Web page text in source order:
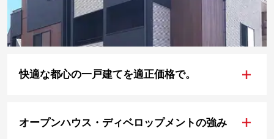
快適な都心の一戸建てを適正価格で。 +
オープンハウス・ディベロップメントの強み +